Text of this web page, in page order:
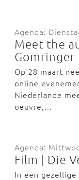
Agenda:
Meet the
Gomringer
Op 28 maart
online
Niederlande
oeuvre,…
Agenda:
Film | Die
In een